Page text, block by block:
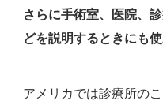
さらに手術室、医院、
どを説明するときにも使
アメリカでは診療所の